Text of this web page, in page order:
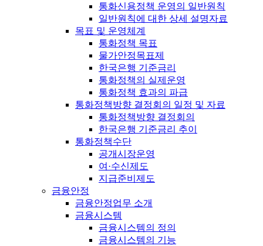
통화신용정책 운영의 일반원칙
일반원칙에 대한 상세 설명자료
목표 및 운영체계
통화정책 목표
물가안정목표제
한국은행 기준금리
통화정책의 실제운영
통화정책 효과의 파급
통화정책방향 결정회의 일정 및 자료
통화정책방향 결정회의
한국은행 기준금리 추이
통화정책수단
공개시장운영
여·수신제도
지급준비제도
금융안정
금융안정업무 소개
금융시스템
금융시스템의 정의
금융시스템의 기능